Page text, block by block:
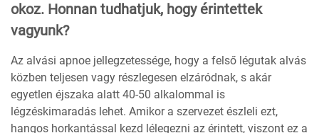
okoz. Honnan tudhatjuk, hogy érintettek
vagyunk?
Az alvási apnoe jellegzetessége, hogy a felső légutak alvás
közben teljesen vagy részlegesen elzáródnak, s akár
egyetlen éjszaka alatt 40-50 alkalommal is
légzéskimaradás lehet. Amikor a szervezet észleli ezt,
hangos horkantással kezd lélegezni az érintett, viszont ez a